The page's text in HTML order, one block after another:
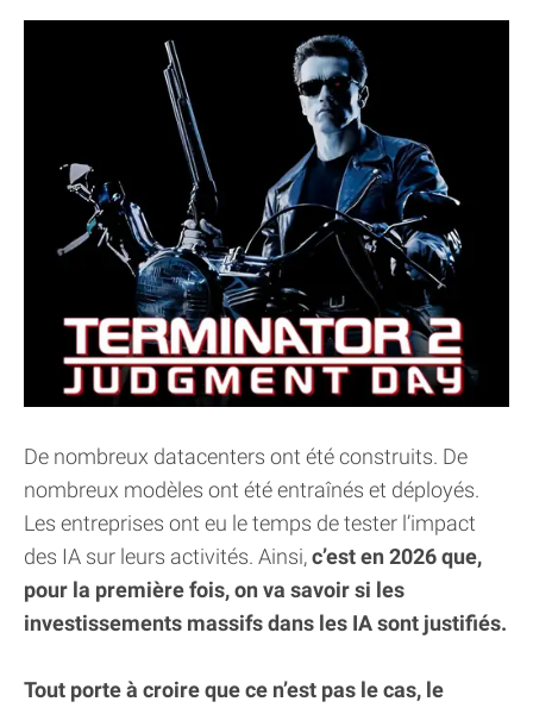
De nombreux datacenters ont été construits. De
nombreux modèles ont été entraînés et déployés.
Les entreprises ont eu le temps de tester l’impact
des IA sur leurs activités. Ainsi,c’est en 2026 que,
pour la première fois, on va savoir si les
investissements massifs dans les IA sont justifiés.
Tout porte à croire que ce n’est pas le cas, le